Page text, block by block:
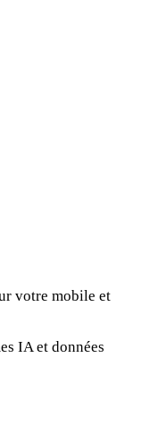
votre mobile et
IA et données